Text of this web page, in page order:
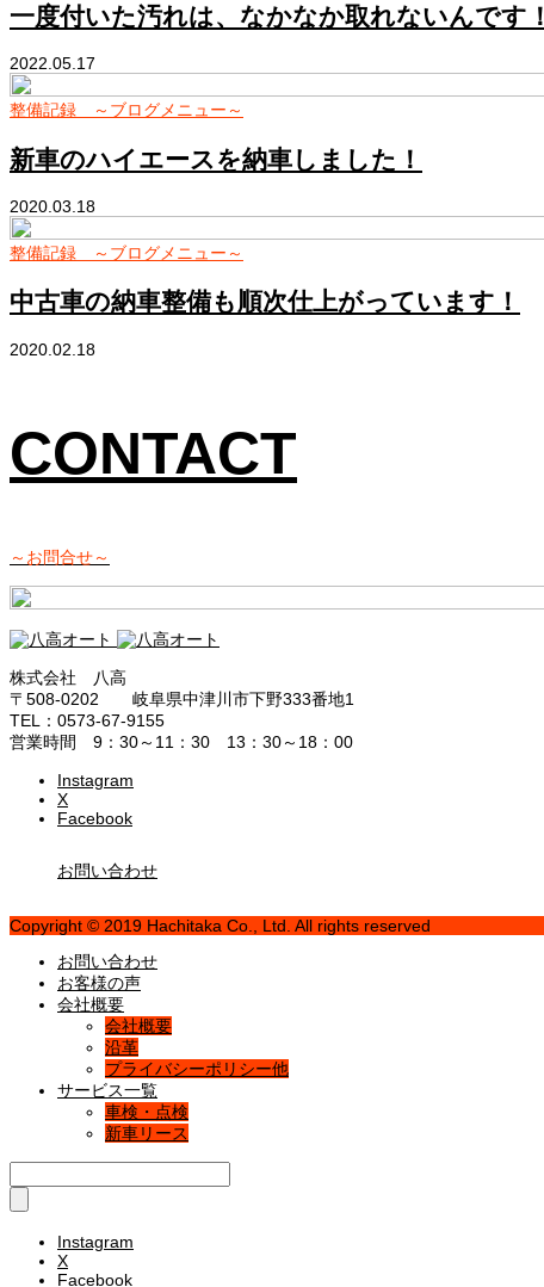
一度付いた汚れは、なかなか取れないんです！
2022.05.17
整備記録 ～ブログメニュー～
新車のハイエースを納車しました！
2020.03.18
整備記録 ～ブログメニュー～
中古車の納車整備も順次仕上がっています！
2020.02.18
CONTACT
～お問合せ～
株式会社 八高
〒508-0202 岐阜県中津川市下野333番地1
TEL：0573-67-9155
営業時間 9：30～11：30 13：30～18：00
Instagram
X
Facebook
お問い合わせ
Copyright © 2019 Hachitaka Co., Ltd. All rights reserved
お問い合わせ
お客様の声
会社概要
会社概要
沿革
プライバシーポリシー他
サービス一覧
車検・点検
新車リース
Instagram
X
Facebook